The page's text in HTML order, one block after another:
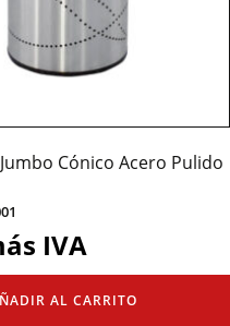
Cónico Acero Pulido
IVA
AL CARRITO